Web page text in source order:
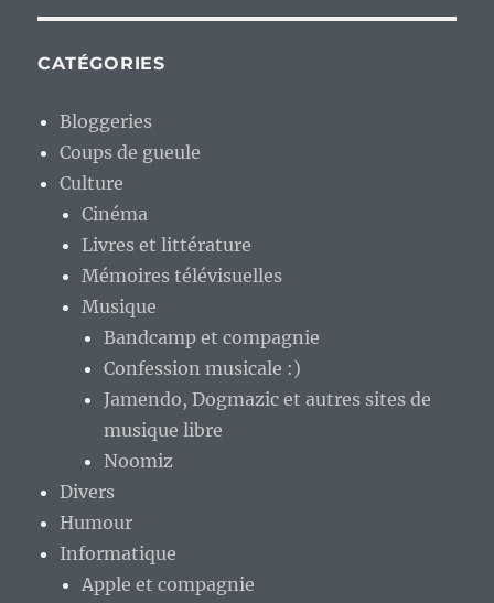
CATÉGORIES
Bloggeries
Coups de gueule
Culture
Cinéma
Livres et littérature
Mémoires télévisuelles
Musique
Bandcamp et compagnie
Confession musicale :)
Jamendo, Dogmazic et autres sites de
musique libre
Noomiz
Divers
Humour
Informatique
Apple et compagnie